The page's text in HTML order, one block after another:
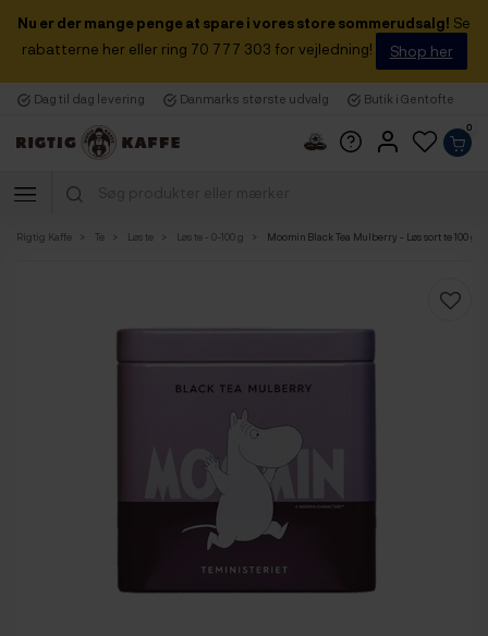
Nu er der mange penge at spare i vores store sommerudsalg! Se
rabatterne her eller ring 70 777 303 for vejledning!
Shop her
Dag til dag levering Danmarks største udvalg Butik i Gentofte
0
Rigtig Kaffe Te Løs te Løs te - 0-100 g Moomin Black Tea Mulberry - Løs sort te 100 g